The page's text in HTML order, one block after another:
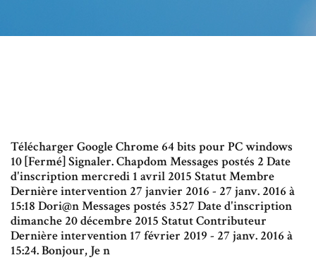
Télécharger Google Chrome 64 bits pour PC windows
10 [Fermé] Signaler. Chapdom Messages postés 2 Date
d'inscription mercredi 1 avril 2015 Statut Membre
Dernière intervention 27 janvier 2016 - 27 janv. 2016 à
15:18 Dori@n Messages postés 3527 Date d'inscription
dimanche 20 décembre 2015 Statut Contributeur
Dernière intervention 17 février 2019 - 27 janv. 2016 à
15:24. Bonjour, Je n